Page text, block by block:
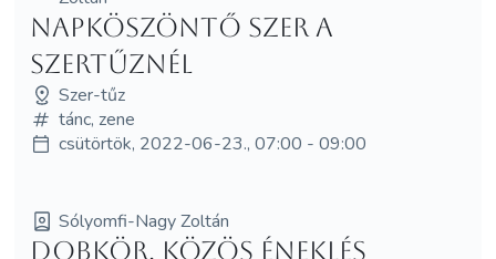
Napköszöntő Szer a
Szertűznél
Szer-tűz
tánc, zene
csütörtök, 2022-06-23., 07:00 - 09:00
Sólyomfi-Nagy Zoltán
Dobkör, közös éneklés